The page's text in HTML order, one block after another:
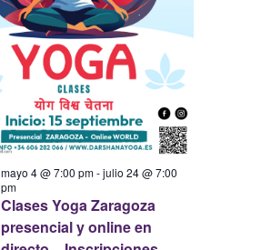
Clases Yoga Zaragoza
presencial y online en
mayo 4 @ 7:00 pm-julio 24 @ 7:00
pm